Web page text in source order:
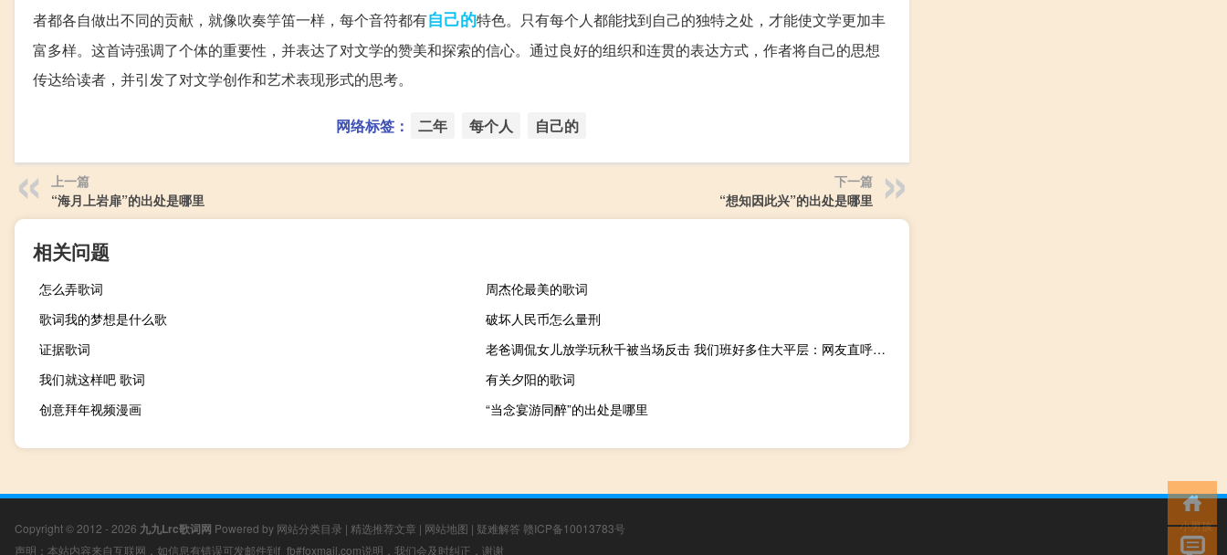
者都各自做出不同的贡献，就像吹奏竽笛一样，每个音符都有自己的特色。只有每个人都能找到自己的独特之处，才能使文学更加丰
富多样。这首诗强调了个体的重要性，并表达了对文学的赞美和探索的信心。通过良好的组织和连贯的表达方式，作者将自己的思想
传达给读者，并引发了对文学创作和艺术表现形式的思考。
网络标签： 二年 每个人 自己的
上一篇
“海月上岩扉”的出处是哪里
下一篇
“想知因此兴”的出处是哪里
相关问题
怎么弄歌词
周杰伦最美的歌词
歌词我的梦想是什么歌
破坏人民币怎么量刑
证据歌词
老爸调侃女儿放学玩秋千被当场反击 我们班好多住大平层：网友直呼扎心
我们就这样吧 歌词
有关夕阳的歌词
创意拜年视频漫画
“当念宴游同醉”的出处是哪里
Copyright © 2012 - 2026 九九Lrc歌词网 Powered by 网站分类目录 | 精选推荐文章 | 网站地图 | 疑难解答 赣ICP备10013783号
声明：本站内容来自互联网，如信息有错误可发邮件到f_fb#foxmail.com说明，我们会及时纠正，谢谢
小男孩